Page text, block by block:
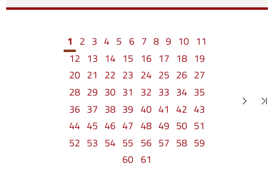
1 2 3 4 5 6 7 8 9 10 11
12 13 14 15 16 17 18 19
20 21 22 23 24 25 26 27
28 29 30 31 32 33 34 35
36 37 38 39 40 41 42 43
44 45 46 47 48 49 50 51
52 53 54 55 56 57 58 59
60 61